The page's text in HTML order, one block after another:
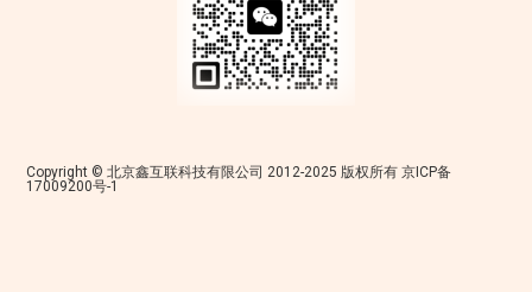
Copyright © 北京鑫互联科技有限公司 2012-2025 版权所有 京ICP备
17009200号-1